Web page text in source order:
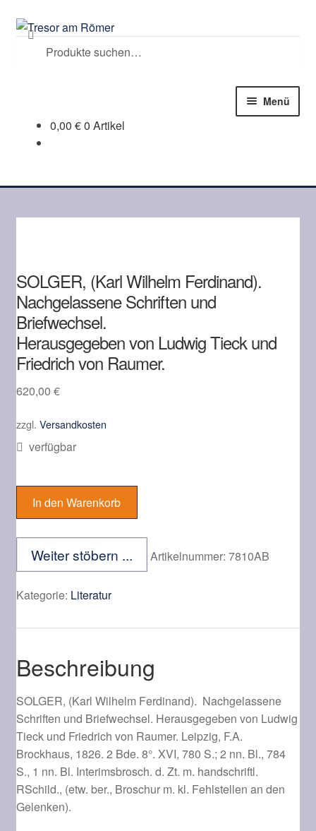
Zur
Navigation
springen
Zum
Inhalt
springen
Suche
Suchen
Menü
Zum Antiquariat
Kontakt
0,00 €0 Artikel
SOLGER, (Karl Wilhelm Ferdinand).
Nachgelassene Schriften und
Briefwechsel.
Herausgegeben von Ludwig Tieck und
Friedrich von Raumer.
620,00 €
zzgl. Versandkosten
verfügbar
(Karl
Wilhelm
Nachgelassene
Schriften
Briefwechsel.
Ludwig
Tieck
Friedrich
von
Raumer.
Menge
In den Warenkorb
Weiter stöbern ... Artikelnummer: 7810AB
Kategorie: Literatur
Beschreibung
SOLGER, (Karl Wilhelm Ferdinand). Nachgelassene
Schriften und Briefwechsel. Herausgegeben von Ludwig
Tieck und Friedrich von Raumer. Leipzig, F.A.
Brockhaus, 1826. 2 Bde. 8°. XVI, 780 S.; 2 nn. Bl., 784
S., 1 nn. Bl. Interimsbrosch. d. Zt. m. handschriftl.
RSchild., (etw. ber., Broschur m. kl. Fehlstellen an den
Gelenken).